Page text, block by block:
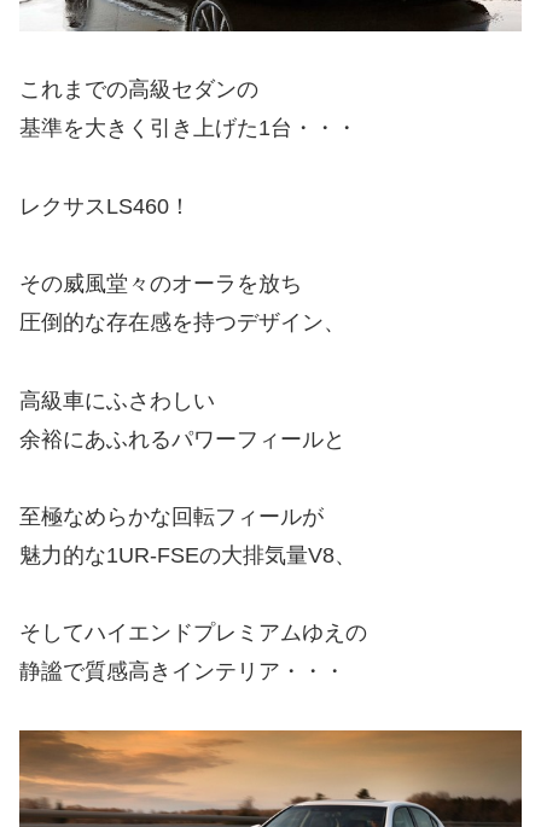
これまでの高級セダンの
基準を大きく引き上げた1台・・・
レクサスLS460！
その威風堂々のオーラを放ち
圧倒的な存在感を持つデザイン、
高級車にふさわしい
余裕にあふれるパワーフィールと
至極なめらかな回転フィールが
魅力的な1UR-FSEの大排気量V8、
そしてハイエンドプレミアムゆえの
静謐で質感高きインテリア・・・